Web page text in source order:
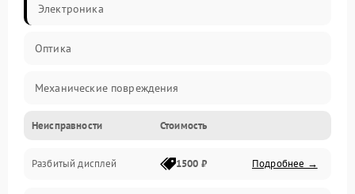
Электроника
Оптика
Механические повреждения
Видео
Механика
Неисправности Стоимость
Разбитый дисплей 1500 ₽ Подробнее →